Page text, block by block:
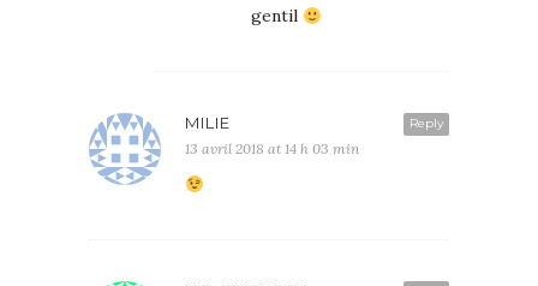
gentil
Reply
MILIE
13 avril 2018 at 14 h 03 min